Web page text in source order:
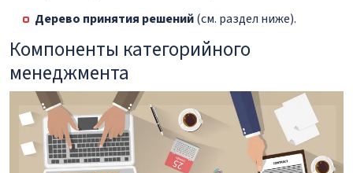
Дерево принятия решений(см. раздел ниже).
Компоненты категорийного
менеджмента